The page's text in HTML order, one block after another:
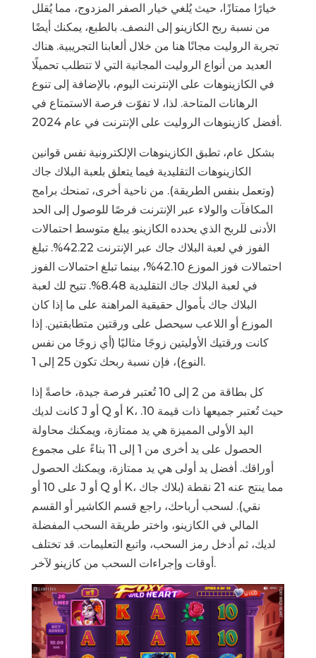
خيارًا ممتازًا، حيث يُلغي خيار الصفر المزدوج، مما يُقلل
من نسبة ربح الكازينو إلى النصف. بالطبع، يمكنك أيضًا
تجربة الروليت مجانًا هنا من خلال ألعابنا التجريبية. هناك
العديد من أنواع الروليت المجانية التي لا تتطلب تحميلًا
في الكازينوهات على الإنترنت اليوم، بالإضافة إلى تنوع
الرهانات المتاحة. لذا، لا تفوّت فرصة الاستمتاع في
أفضل كازينوهات الروليت على الإنترنت في عام 2024.
بشكل عام، تطبق الكازينوهات الإلكترونية نفس قوانين
الكازينوهات التقليدية فيما يتعلق بلعبة البلاك جاك
(وتعمل بنفس الطريقة). من ناحية أخرى، تمنحك برامج
المكافآت والولاء عبر الإنترنت فرصًا للوصول إلى الحد
الأدنى للربح الذي يحدده الكازينو. يبلغ متوسط ​​احتمالات
الفوز في لعبة البلاك جاك عبر الإنترنت 42.22%. تبلغ
احتمالات فوز الموزع 42.10%، بينما تبلغ احتمالات الفوز
في لعبة البلاك جاك التقليدية 8.48%. تتيح لك لعبة
البلاك جاك بأموال حقيقية المراهنة على ما إذا كان
الموزع أو اللاعب سيحصل على ورقتين متطابقتين. إذا
كانت ورقتيك الأوليتين زوجًا مثاليًا (أي زوجًا من نفس
النوع)، فإن نسبة ربحك تكون 25 إلى 1.
كل بطاقة من 2 إلى 10 تُعتبر فرصة جيدة، خاصةً إذا
كانت لديك J أو Q أو K، حيث تُعتبر جميعها ذات قيمة 10.
اليد الأولى المميزة هي يد ممتازة، ويمكنك محاولة
الحصول على يد أخرى من 1 إلى 11 بناءً على مجموع
أوراقك. أفضل يد أولى هي يد ممتازة، ويمكنك الحصول
على 10 أو J أو Q أو K، مما ينتج عنه 21 نقطة (بلاك جاك
نقي). لسحب أرباحك، راجع قسم الكاشير أو القسم
المالي في الكازينو، واختر طريقة السحب المفضلة
لديك، ثم أدخل رمز السحب، واتبع التعليمات. قد تختلف
أوقات وإجراءات السحب من كازينو لآخر.